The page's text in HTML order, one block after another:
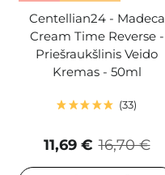
Centellian24 - Madeca
Cream Time Reverse -
Priešraukšlinis Veido
Kremas - 50ml
33
16,70 €
11,69 €